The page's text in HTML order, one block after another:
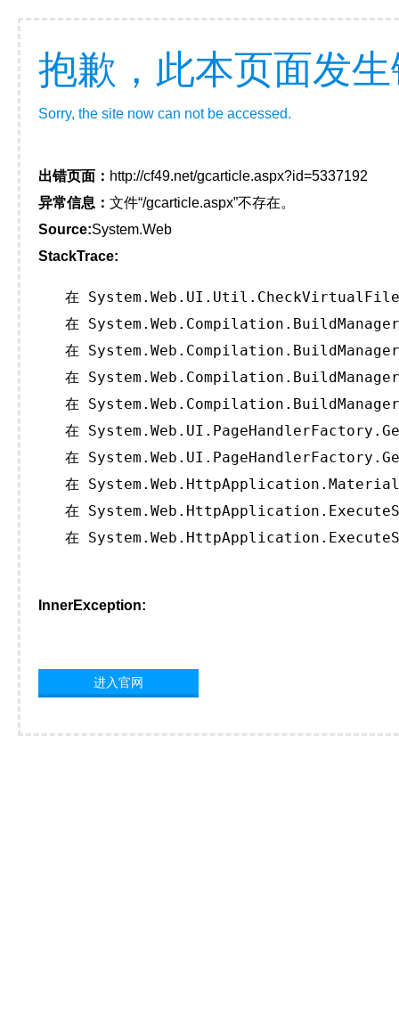
抱歉，此本页面发
Sorry, the site now can not be accessed.
出错页面： http://cf49.net/gcarticle.aspx?id=5337192
异常信息： 文件“/gcarticle.aspx”不存在。
Source:System.Web
StackTrace:
在
在
在
在
在
在
在
在
在
在
InnerException:
进入官网